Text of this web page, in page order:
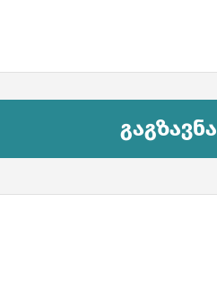
გაგზავნა